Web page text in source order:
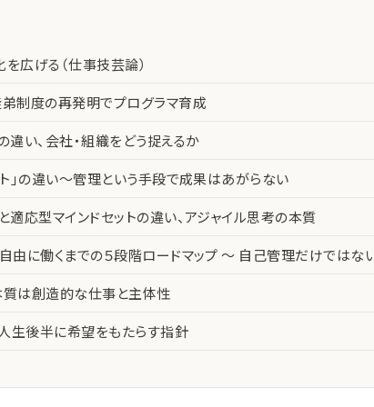
広げる（仕事技芸論）
弟制度の再発明でプログラマ育成
違い、会社・組織をどう捉えるか
ト」の違い〜管理という手段で成果はあがらない
適応型マインドセットの違い、アジャイル思考の本質
由に働くまでの５段階ロードマップ 〜 自己管理だけではな
質は創造的な仕事と主体性
人生後半に希望をもたらす指針